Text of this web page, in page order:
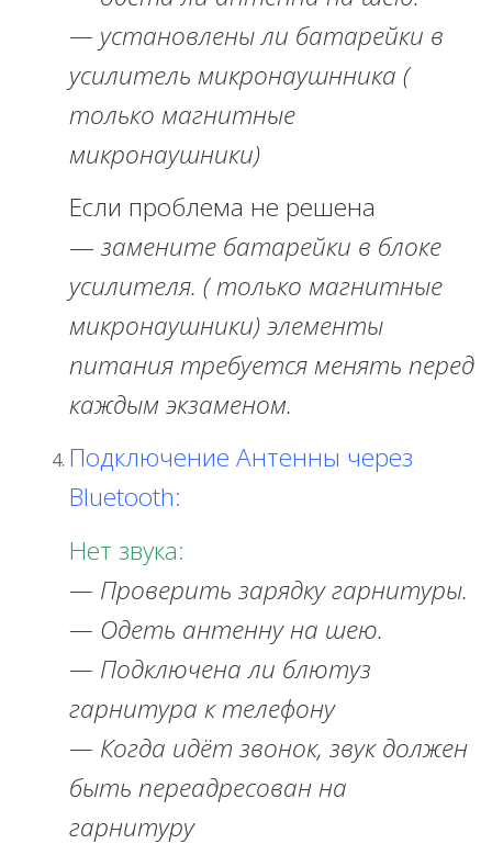
— установлены ли батарейки в
усилитель микронаушнника (
только магнитные
микронаушники)
Если проблема не решена
— замените батарейки в блоке
усилителя. ( только магнитные
микронаушники) элементы
питания требуется менять перед
каждым экзаменом.
Подключение Антенны через
Bluetooth:
Нет звука:
— Проверить зарядку гарнитуры.
— Одеть антенну на шею.
— Подключена ли блютуз
гарнитура к телефону
— Когда идёт звонок, звук должен
быть переадресован на
гарнитуру